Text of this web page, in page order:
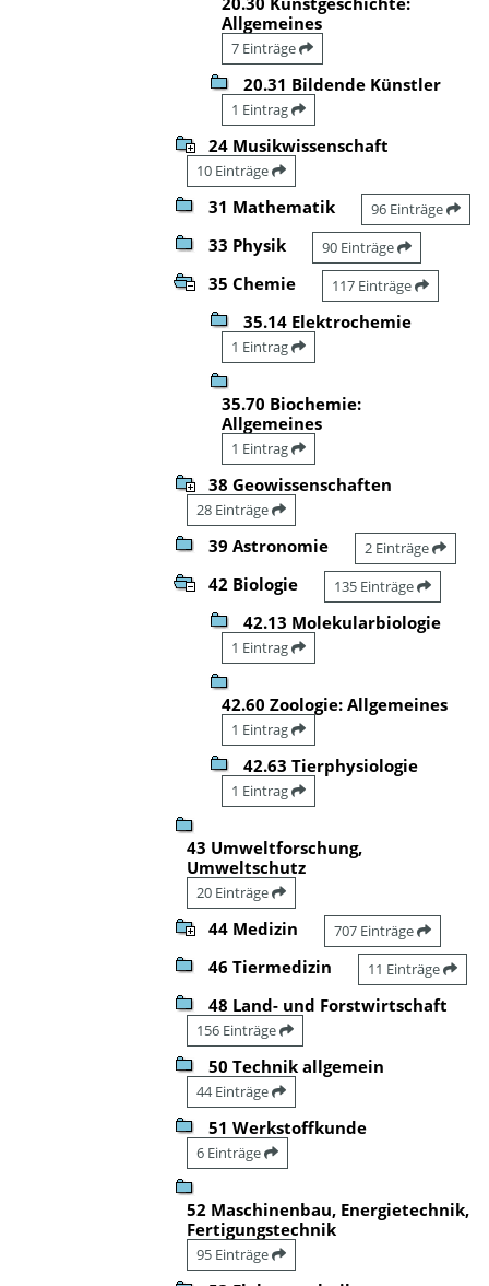
Allgemeines
7 Einträge
20.31 Bildende Künstler
1 Eintrag
24 Musikwissenschaft
10 Einträge
31 Mathematik 96 Einträge
33 Physik 90 Einträge
35 Chemie 117 Einträge
35.14 Elektrochemie
1 Eintrag
35.70 Biochemie:
Allgemeines
1 Eintrag
38 Geowissenschaften
28 Einträge
39 Astronomie 2 Einträge
42 Biologie 135 Einträge
42.13 Molekularbiologie
1 Eintrag
42.60 Zoologie: Allgemeines
1 Eintrag
42.63 Tierphysiologie
1 Eintrag
43 Umweltforschung,
Umweltschutz
20 Einträge
44 Medizin 707 Einträge
46 Tiermedizin 11 Einträge
48 Land- und Forstwirtschaft
156 Einträge
50 Technik allgemein
44 Einträge
51 Werkstoffkunde
6 Einträge
52 Maschinenbau, Energietechnik,
Fertigungstechnik
95 Einträge